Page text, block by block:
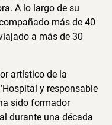
A lo largo de su
más de 40
a más de 30
artístico de la
y responsable
sido formador
durante una década